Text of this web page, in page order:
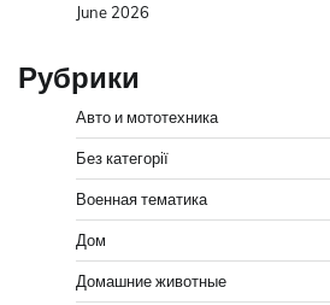
June 2026
Рубрики
Авто и мототехника
Без категорії
Военная тематика
Дом
Домашние животные